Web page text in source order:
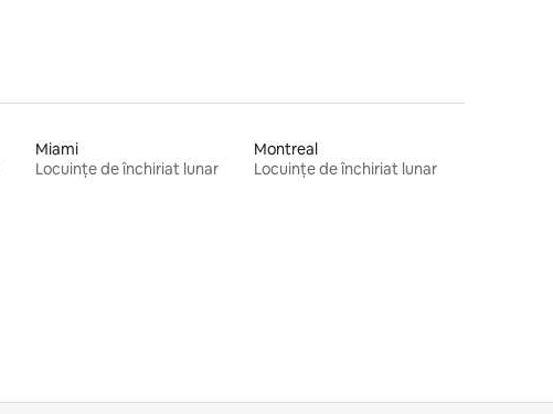
Miami
Locuințe de închiriat lunar
Montreal
Locuințe de închiriat lunar